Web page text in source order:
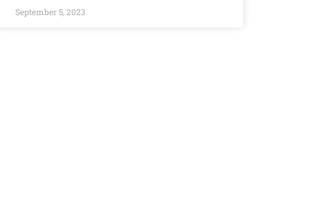
September 5, 2023